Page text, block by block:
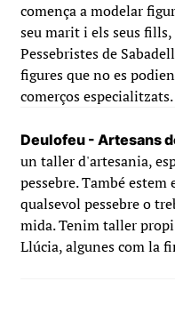
comença a modelar
seu marit i els seus fills,
Pessebristes de
figures que no es
comerços especialitzats.
Deulofeu - Artesans
un taller d'artesania,
pessebre. També
qualsevol pessebre o
mida. Tenim taller
Llúcia, algunes com la